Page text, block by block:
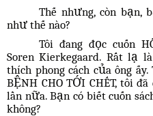
Thế nhưng, còn bạn,
như thế nào?
Tôi đang đọc cuốn
Soren Kierkegaard. Rất lạ
thích phong cách của ông
BỆNH CHO TỚI CHẾT, tôi
lần nữa. Bạn có biết cuốn
không?